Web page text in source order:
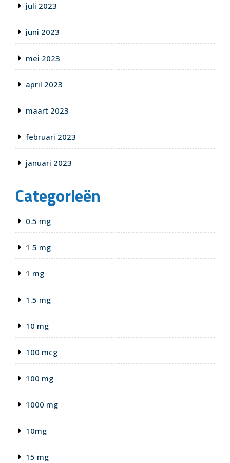
juli 2023
juni 2023
mei 2023
april 2023
maart 2023
februari 2023
januari 2023
Categorieën
0.5 mg
1 5 mg
1 mg
1.5 mg
10 mg
100 mcg
100 mg
1000 mg
10mg
15 mg